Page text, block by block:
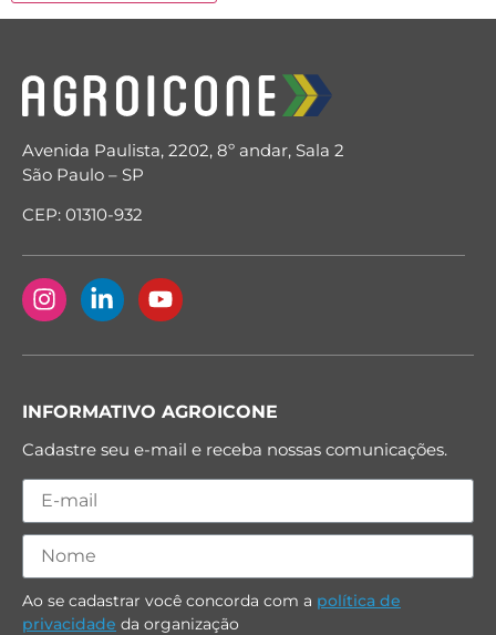
Avenida Paulista, 2202, 8º andar, Sala 2
São Paulo – SP
CEP: 01310-932
INFORMATIVO AGROICONE
Cadastre seu e-mail e receba nossas comunicações.
Ao se cadastrar você concorda com a política de
privacidade da organização